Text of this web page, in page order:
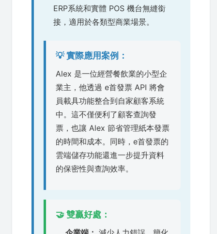
ERP系統和實體 POS 機台無縫銜
接，適用於各類型商業場景。
💡 實際應用案例：
Alex 是一位經營餐飲業的小型企
業主，他透過 e首發票 API 將會
員載具功能整合到自家顧客系統
中。這不僅便利了顧客查詢發
票，也讓 Alex 節省管理紙本發票
的時間和成本。同時，e首發票的
雲端儲存功能還進一步提升資料
的保密性與查詢效率。
🤝 雙贏好處：